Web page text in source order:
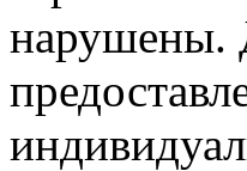
нарушены.